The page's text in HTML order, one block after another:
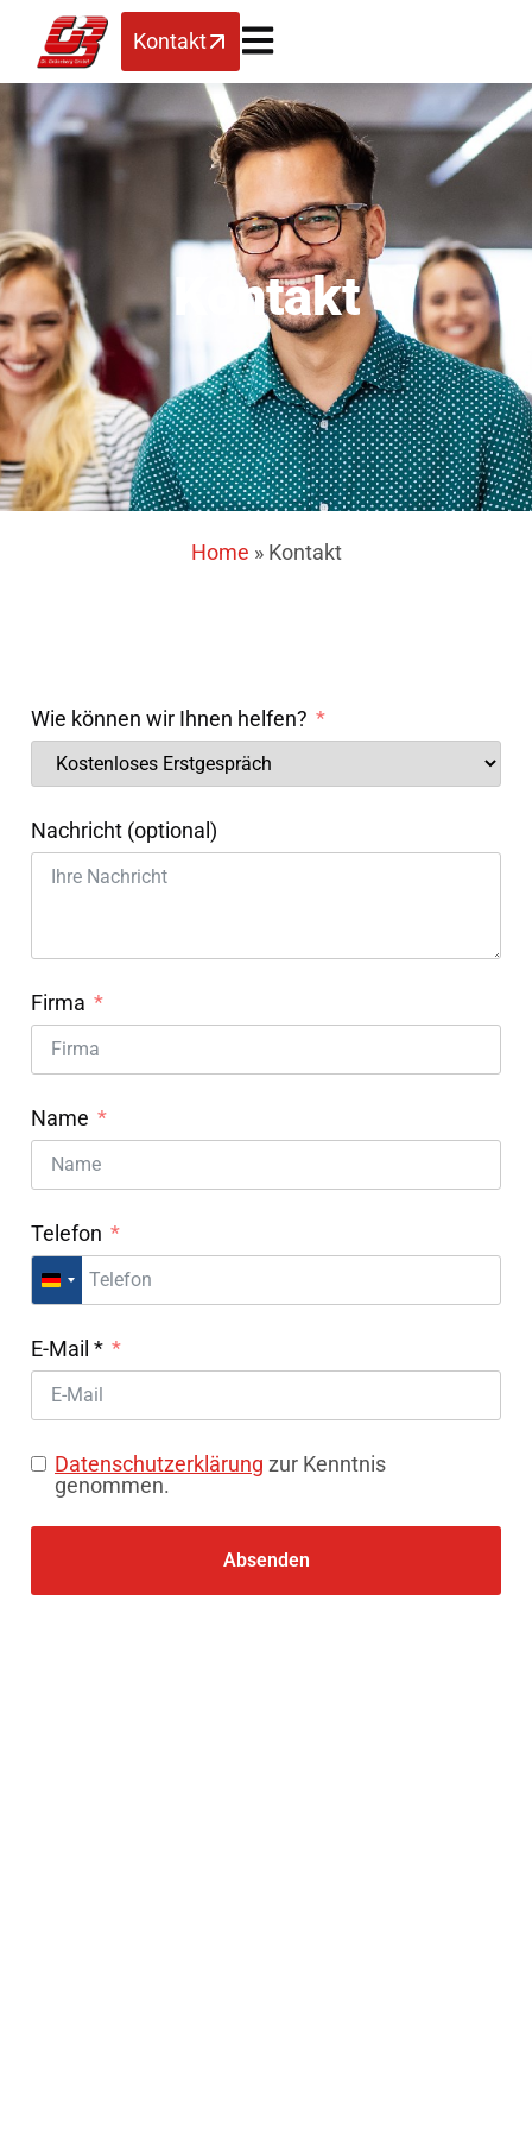
Kontakt
Kontakt
Home » Kontakt
Wie können wir Ihnen helfen?
Nachricht (optional)
Firma
Name
Telefon
Germany +49
E-Mail *
Datenschutzerklärung zur Kenntnis
genommen.
Absenden